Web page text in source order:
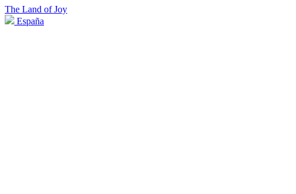
The Land of Joy
España